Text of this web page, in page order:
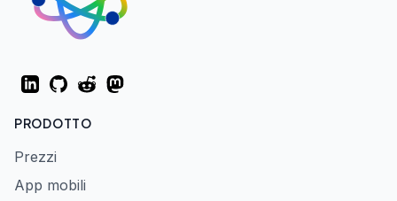
LinkedInGitHubRedditMastodon
PRODOTTO
Prezzi
App mobili